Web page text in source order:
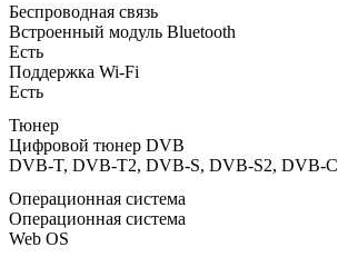
Беспроводная связь
Встроенный модуль Bluetooth
Есть
Поддержка Wi-Fi
Есть
Тюнер
Цифровой тюнер DVB
DVB-T, DVB-T2, DVB-S, DVB-S2, DVB-C
Операционная система
Операционная система
Web OS